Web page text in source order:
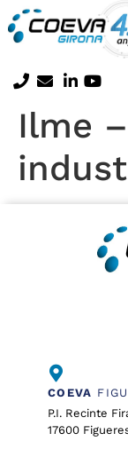
Ilme
COEVA
P.I. Recinte
17600